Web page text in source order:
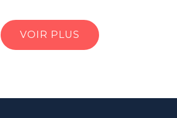
VOIR PLUS